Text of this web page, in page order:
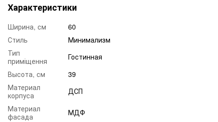
Характеристики
Ширина, см
60
Стиль
Минимализм
Тип
приміщення
Гостинная
Высота, см
39
Материал
корпуса
ДСП
Материал
фасада
МДФ